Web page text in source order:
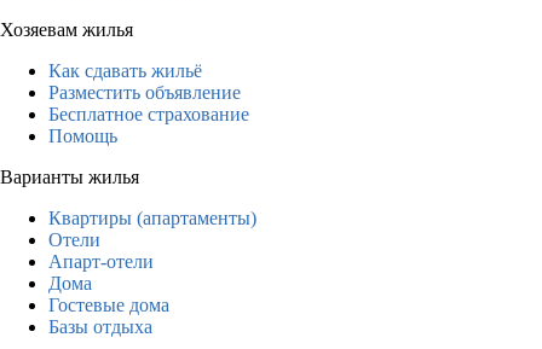
Хозяевам жилья
Как сдавать жильё
Разместить объявление
Бесплатное страхование
Помощь
Варианты жилья
Квартиры (апартаменты)
Отели
Апарт-отели
Дома
Гостевые дома
Базы отдыха